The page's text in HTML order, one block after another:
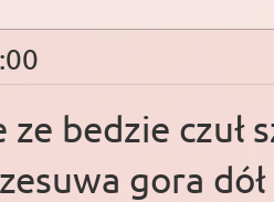
bedzie czuł
gora